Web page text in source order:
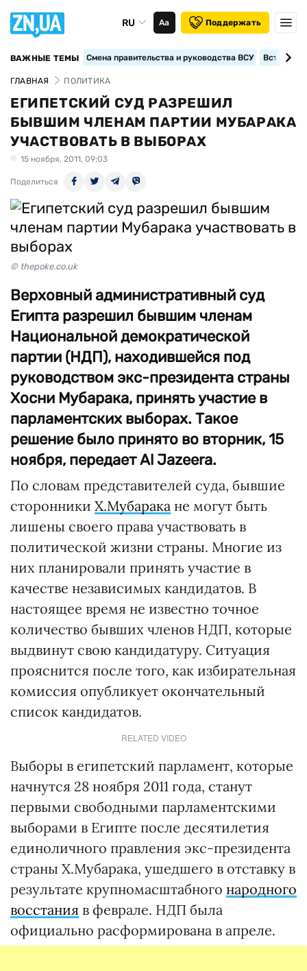
RU Аа Поддержать
ВАЖНЫЕ ТЕМЫ Смена правительства и руководства ВСУ
ГЛАВНАЯ ПОЛИТИКА
ЕГИПЕТСКИЙ СУД РАЗРЕШИЛ
БЫВШИМ ЧЛЕНАМ ПАРТИИ МУБАРАКА
УЧАСТВОВАТЬ В ВЫБОРАХ
15 ноября, 2011, 09:03
Поделиться
© thepoke.co.uk
Верховный административный суд
Египта разрешил бывшим членам
Национальной демократической
партии (НДП), находившейся под
руководством экс-президента страны
Хосни Мубарака, принять участие в
парламентских выборах. Такое
решение было принято во вторник, 15
ноября, передает Al Jazeera.
По словам представителей суда, бывшие
сторонники Х.Мубарака не могут быть
лишены своего права участвовать в
политической жизни страны. Многие из
них планировали принять участие в
качестве независимых кандидатов. В
настоящее время не известно точное
количество бывших членов НДП, которые
выдвинут свою кандидатуру. Ситуация
прояснится после того, как избирательная
комиссия опубликует окончательный
список кандидатов.
RELATED VIDEO
Выборы в египетский парламент, которые
начнутся 28 ноября 2011 года, станут
первыми свободными парламентскими
выборами в Египте после десятилетия
единоличного правления экс-президента
страны Х.Мубарака, ушедшего в отставку в
результате крупномасштабного народного
восстания в феврале. НДП была
официально расформирована в апреле.